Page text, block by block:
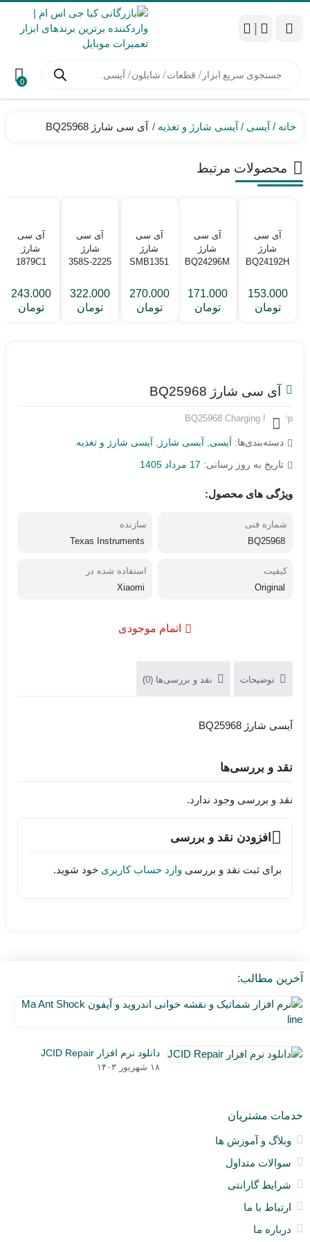
محصولات
0
خانه آیسی آیسی شارژ و تغذیه آی سی شارژ BQ25968
محصولات مرتبط
آی سی
شارژ
BQ24192H
153.000
تومان
آی سی
شارژ
BQ24296M
171.000
تومان
آی سی
شارژ
SMB1351
270.000
تومان
آی سی
شارژ
358S-2225
322.000
تومان
آی سی
شارژ
1879C1
243.000
تومان
آی سی شارژ BQ25968
BQ25968 Charging IC Chip
دسته‌بندی‌ها: آیسی آیسی شارژ
آیسی شارژ و تغذیه
تاریخ به روز رسانی: 17 مرداد 1405
ویژگی های محصول:
شماره فنی
BQ25968
سازنده
Texas Instruments
کیفیت
Original
استفاده شده در
Xiaomi
اتمام موجودی
توضیحات نقد و بررسی‌ها (0)
آیسی شارژ BQ25968
نقد و بررسی‌ها
نقد و بررسی وجود ندارد.
افزودن نقد و بررسی
برای ثبت نقد و بررسی وارد حساب کاربری خود شوید.
آخرین مطالب:
دانلود نرم افزار JCID Repair
۱۸ شهریور ۱۴۰۳
خدمات مشتریان
وبلاگ و آموزش ها
سوالات متداول
شرایط گارانتی
ارتباط با ما
درباره ما